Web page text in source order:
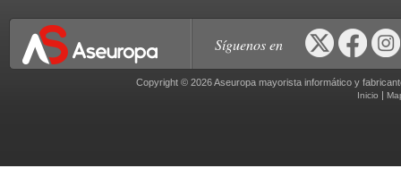
Síguenos en
Copyright © 2026 Aseuropa mayorista informático y
Inicio |